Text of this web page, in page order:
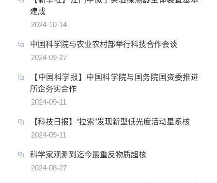
建成
2024-10-14
中国科学院与农业农村部举行科技合作会谈
2024-09-27
【中国科学报】中国科学院与国务院国资委推进
所企务实合作
2024-09-11
【科技日报】“拉索”发现新型低光度活动星系核
2024-09-11
科学家观测到迄今最重反物质超核
2024-08-27